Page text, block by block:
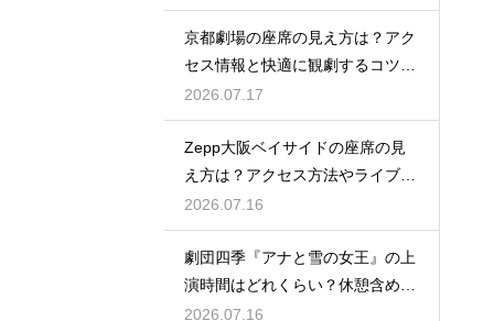
京都劇場の座席の見え方は？アク
セス情報と快適に観劇するコツを
事前にチェック
2026.07.17
Zepp大阪ベイサイドの座席の見
え方は？アクセス方法やライブを
楽しむポイントを紹介
2026.07.16
劇団四季『アナと雪の女王』の上
演時間はどれくらい？休憩含めた
公演の長さを解説
2026.07.16